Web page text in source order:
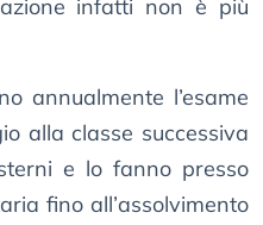
infatti non è più
annualmente l’esame
alla classe successiva
e lo fanno presso
fino all’assolvimento